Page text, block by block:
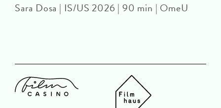
Sara Dosa | IS/US 2026 | 90 min | OmeU